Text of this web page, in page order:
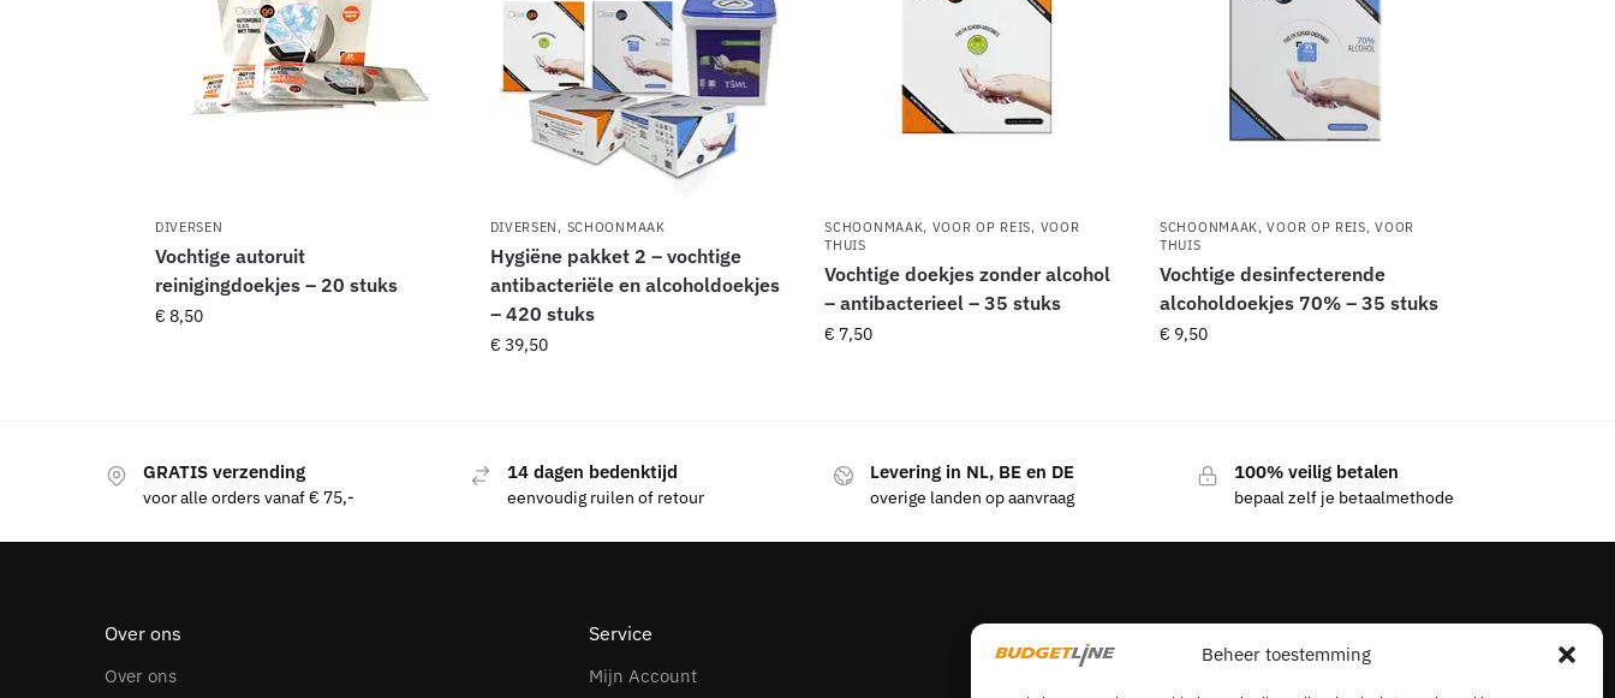
Beheer toestemming
DIVERSEN
Vochtige autoruit
reinigingdoekjes – 20 stuks
€ 8,50
DIVERSEN , SCHOONMAAK
Hygiëne pakket 2 – vochtige
antibacteriële en alcoholdoekjes
– 420 stuks
€ 39,50
SCHOONMAAK, VOOR OP REIS, VOOR
THUIS
Vochtige doekjes zonder alcohol
– antibacterieel – 35 stuks
€ 7,50
SCHOONMAAK,VOOR OP REIS,VOOR
THUIS
Vochtige desinfecterende
alcoholdoekjes 70% – 35 stuks
€ 9,50
GRATIS verzending
voor alle orders vanaf € 75,-
14 dagen bedenktijd
eenvoudig ruilen of retour
Levering in NL, BE en DE
overige landen op aanvraag
100% veilig betalen
bepaal zelf je betaalmethode
Over ons
Over ons
Service
Mijn Account